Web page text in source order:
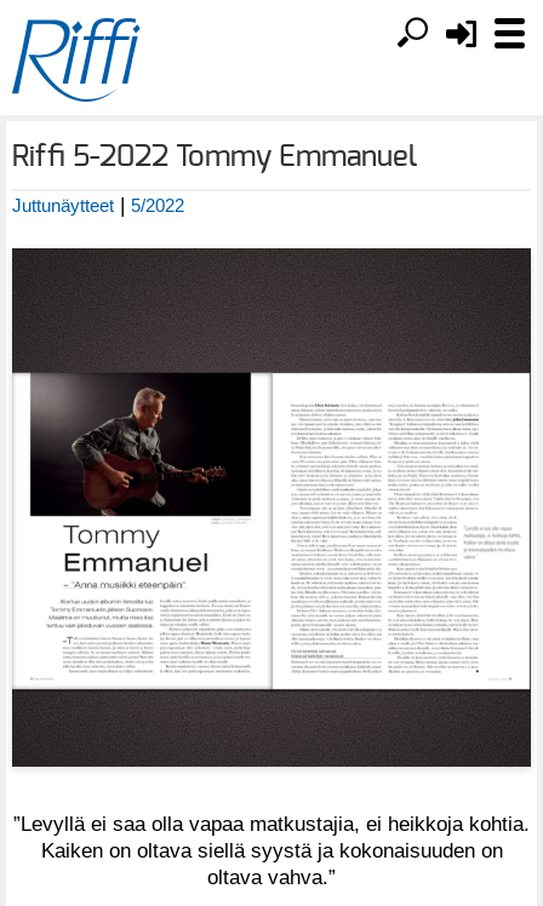
Riffi 5-2022 Tommy Emmanuel
Juttunäytteet | 5/2022
”Levyllä ei saa olla vapaa­ matkustajia, ei heikkoja kohtia.
Kaiken on oltava siellä syystä ja kokonaisuuden on
oltava vahva.”